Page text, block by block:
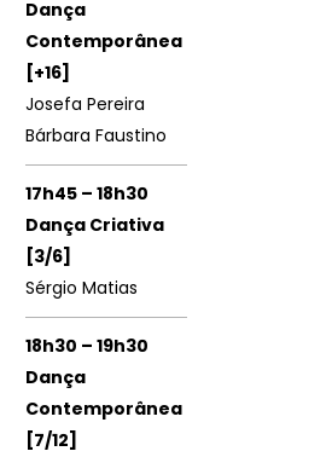
Dança
Contemporânea
[+16]
Josefa Pereira
Bárbara Faustino
17h45 – 18h30
Dança Criativa
[3/6]
Sérgio Matias
18h30 – 19h30
Dança
Contemporânea
[7/12]